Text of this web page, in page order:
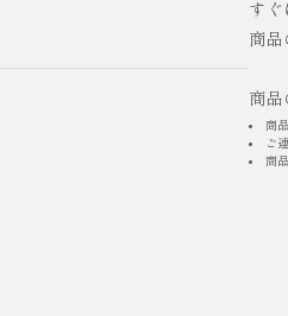
す
商
商
商
ご
商